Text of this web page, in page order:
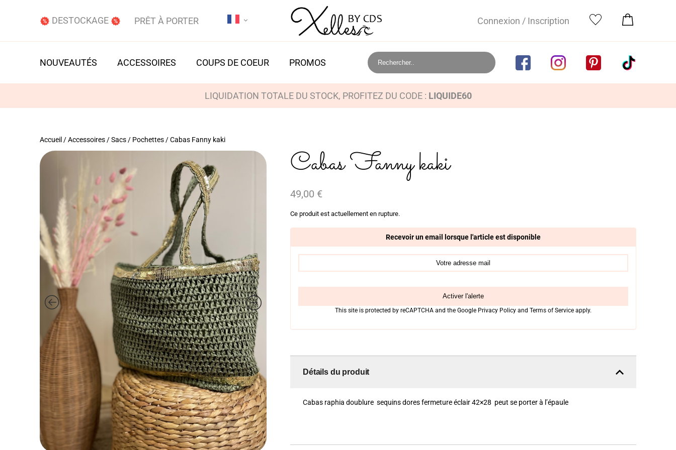
DESTOCKAGE PRÊT À PORTER Connexion / Inscription
NOUVEAUTÉS ACCESSOIRES COUPS DE COEUR PROMOS
LIQUIDATION TOTALE DU STOCK, PROFITEZ DU CODE : LIQUIDE60
Accueil /Accessoires /Sacs / Pochettes / Cabas Fanny kaki
Cabas Fanny kaki
49,00 €
Ce produit est actuellement en rupture.
Recevoir un email lorsque l'article est disponible
Activer l'alerte
This site is protected by reCAPTCHA and the Google Privacy PolicyandTerms of Serviceapply.
Détails du produit
Cabas raphia doublure sequins dores fermeture éclair 42×28 peut se porter à l’épaule